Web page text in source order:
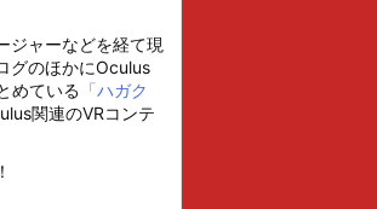
ジャーなどを経て現
グのほかにOculus
めている 「ハガク
関連のVRコンテ